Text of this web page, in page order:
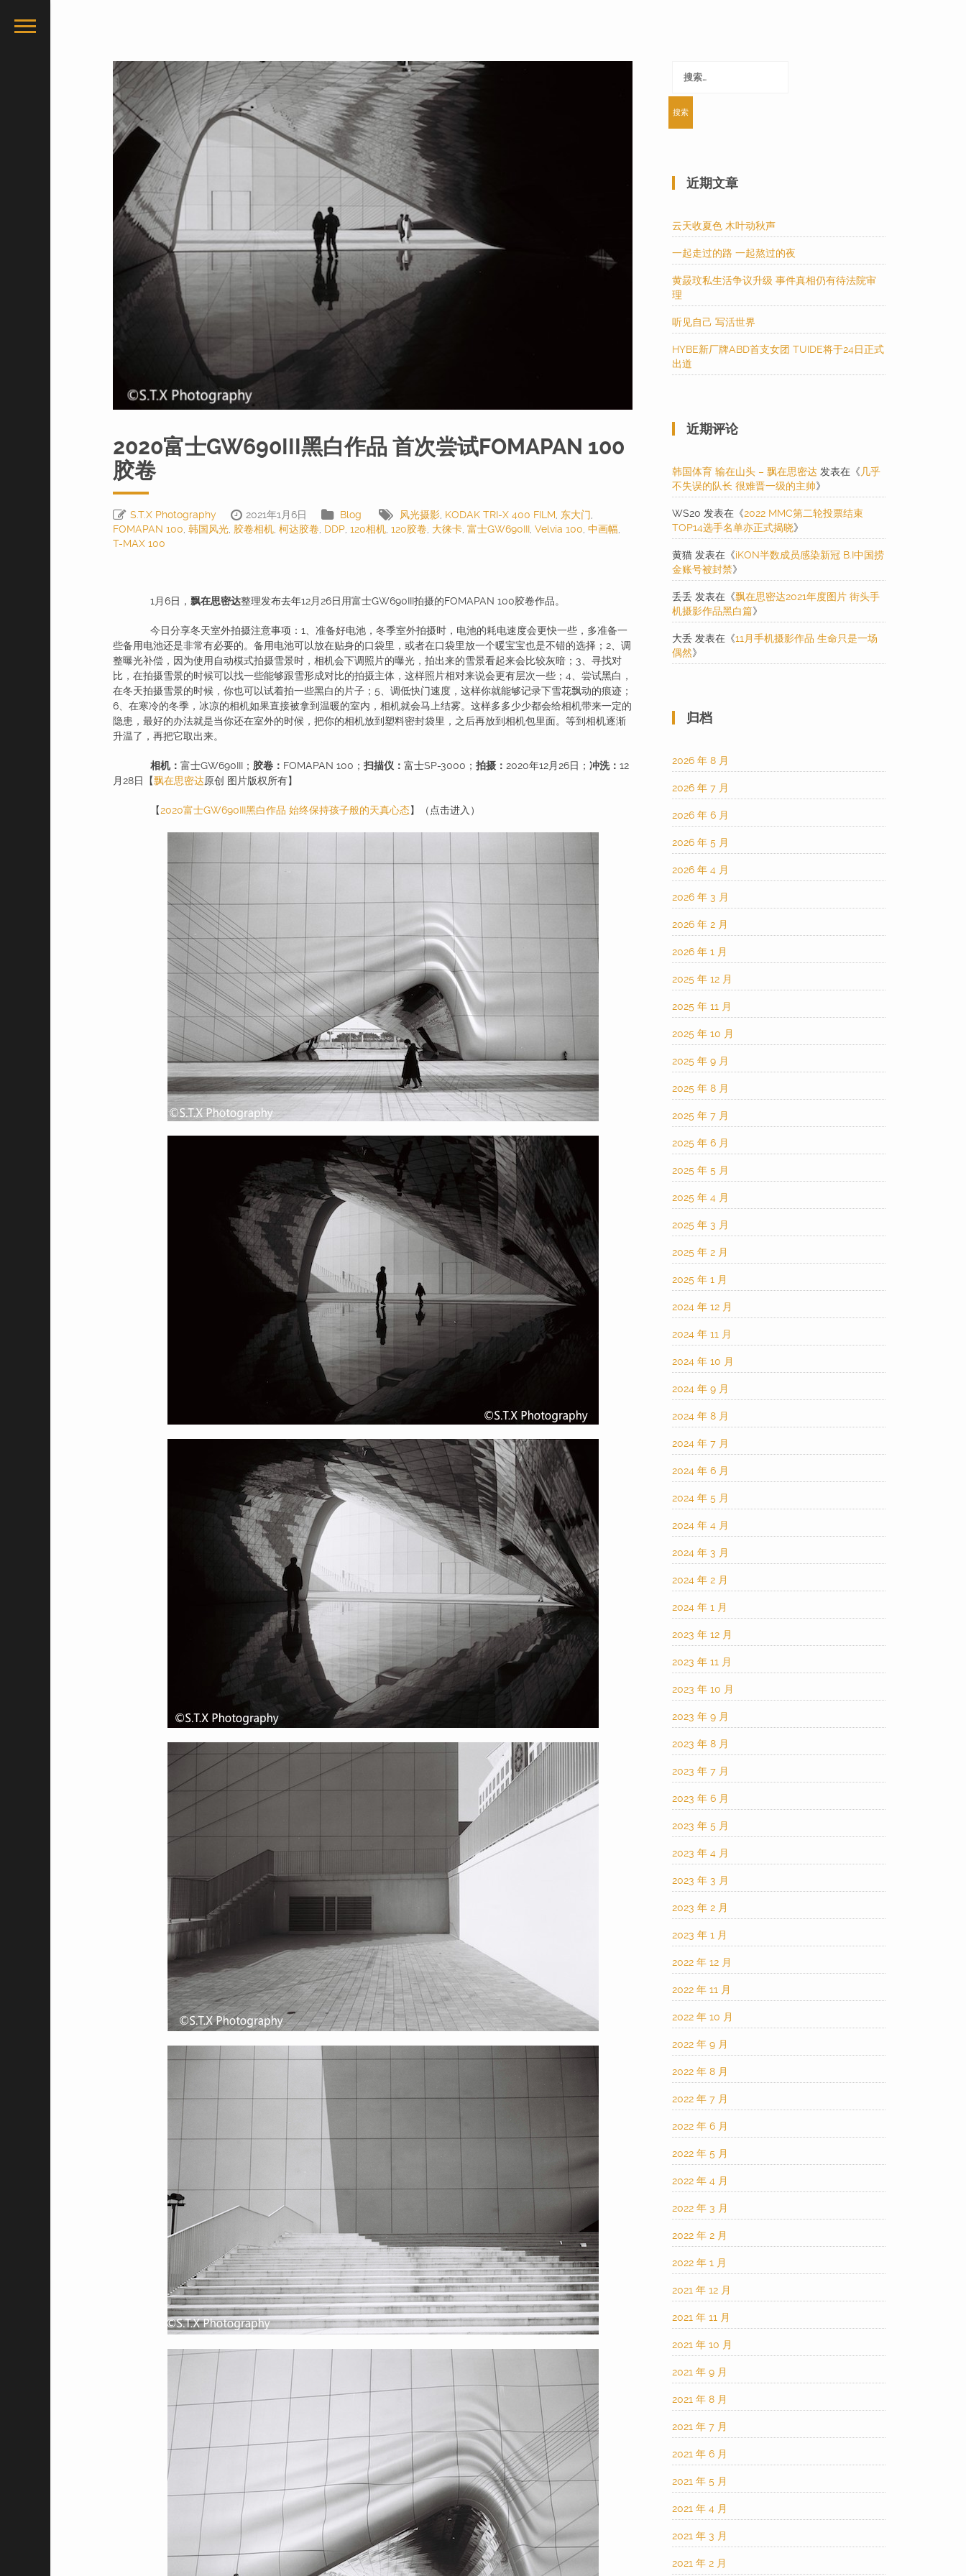
2020富士GW690III黑白作品 首次尝试FOMAPAN 100
胶卷
S.T.X Photography 2021年1月6日 Blog 风光摄影 KODAK TRI-X 400 FILM 东大门
FOMAPAN 100 韩国风光 胶卷相机 柯达胶卷 DDP 120相机 120胶卷 大徕卡 富士GW690III Velvia 100 中画幅
T-MAX 100
1月6日， 飘在思密达整理发布去年12月26日用富士GW690III拍摄的FOMAPAN 100胶卷作品。
今日分享冬天室外拍摄注意事项：1、准备好电池，冬季室外拍摄时，电池的耗电速度会更快一些，多准备一
些备用电池还是非常有必要的。备用电池可以放在贴身的口袋里，或者在口袋里放一个暖宝宝也是不错的选择；2、调
整曝光补偿，因为使用自动模式拍摄雪景时，相机会下调照片的曝光，拍出来的雪景看起来会比较灰暗；3、寻找对
比，在拍摄雪景的时候可以找一些能够跟雪形成对比的拍摄主体，这样照片相对来说会更有层次一些；4、尝试黑白，
在冬天拍摄雪景的时候，你也可以试着拍一些黑白的片子；5、调低快门速度，这样你就能够记录下雪花飘动的痕迹；
6、在寒冷的冬季，冰凉的相机如果直接被拿到温暖的室内，相机就会马上结雾。这样多多少少都会给相机带来一定的
隐患，最好的办法就是当你还在室外的时候，把你的相机放到塑料密封袋里，之后再放到相机包里面。等到相机逐渐
升温了，再把它取出来。
相机： 富士GW690III； 胶卷： FOMAPAN 100； 扫描仪： 富士SP-3000； 拍摄： 2020年12月26日； 冲洗： 12
月28日【飘在思密达原创 图片版权所有】
【2020富士GW690III黑白作品 始终保持孩子般的天真心态】（点击进入）
索：
近期文章
云天收夏色 木叶动秋声
一起走过的路 一起熬过的夜
黄晸玟私生活争议升级 事件真相仍有待法院审
理
听见自己 写活世界
HYBE新厂牌ABD首支女团 TUIDE将于24日正式
出道
近期评论
韩国体育 输在山头 – 飘在思密达 发表在《 几乎
不失误的队长 很难晋一级的主帅》
WS20 发表在《2022 MMC第二轮投票结束
TOP14选手名单亦正式揭晓》
黄猫 发表在《iKON半数成员感染新冠 B.I中国捞
金账号被封禁》
丢丢 发表在《飘在思密达2021年度图片 街头手
机摄影作品黑白篇》
大丢 发表在《11月手机摄影作品 生命只是一场
偶然》
归档
2026 年 8 月
2026 年 7 月
2026 年 6 月
2026 年 5 月
2026 年 4 月
2026 年 3 月
2026 年 2 月
2026 年 1 月
2025 年 12 月
2025 年 11 月
2025 年 10 月
2025 年 9 月
2025 年 8 月
2025 年 7 月
2025 年 6 月
2025 年 5 月
2025 年 4 月
2025 年 3 月
2025 年 2 月
2025 年 1 月
2024 年 12 月
2024 年 11 月
2024 年 10 月
2024 年 9 月
2024 年 8 月
2024 年 7 月
2024 年 6 月
2024 年 5 月
2024 年 4 月
2024 年 3 月
2024 年 2 月
2024 年 1 月
2023 年 12 月
2023 年 11 月
2023 年 10 月
2023 年 9 月
2023 年 8 月
2023 年 7 月
2023 年 6 月
2023 年 5 月
2023 年 4 月
2023 年 3 月
2023 年 2 月
2023 年 1 月
2022 年 12 月
2022 年 11 月
2022 年 10 月
2022 年 9 月
2022 年 8 月
2022 年 7 月
2022 年 6 月
2022 年 5 月
2022 年 4 月
2022 年 3 月
2022 年 2 月
2022 年 1 月
2021 年 12 月
2021 年 11 月
2021 年 10 月
2021 年 9 月
2021 年 8 月
2021 年 7 月
2021 年 6 月
2021 年 5 月
2021 年 4 月
2021 年 3 月
2021 年 2 月